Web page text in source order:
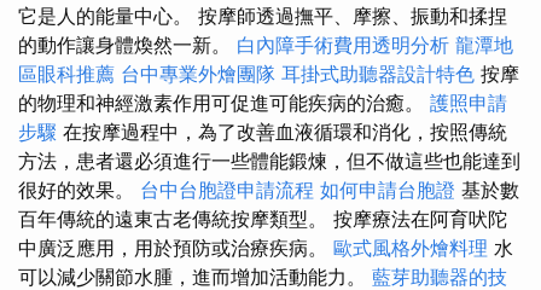
它是人的能量中心。 按摩師透過撫平、摩擦、振動和揉捏
的動作讓身體煥然一新。 白內障手術費用透明分析 龍潭地
區眼科推薦 台中專業外燴團隊 耳掛式助聽器設計特色 按摩
的物理和神經激素作用可促進可能疾病的治癒。 護照申請
步驟 在按摩過程中，為了改善血液循環和消化，按照傳統
方法，患者還必須進行一些體能鍛煉，但不做這些也能達到
很好的效果。 台中台胞證申請流程 如何申請台胞證 基於數
百年傳統的遠東古老傳統按摩類型。 按摩療法在阿育吠陀
中廣泛應用，用於預防或治療疾病。 歐式風格外燴料理 水
可以減少關節水腫，進而增加活動能力。 藍芽助聽器的技